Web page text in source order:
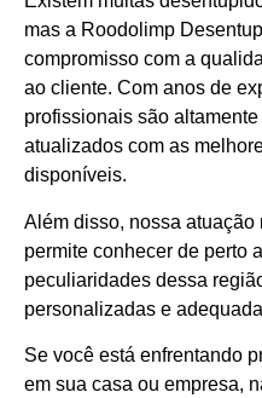
mas a Roodolimp
compromisso com a
ao cliente. Com anos de
profissionais são
atualizados com as
disponíveis.
Além disso, nossa
permite conhecer de perto
peculiaridades dessa
personalizadas e
Se você está enfrentando
em sua casa ou empresa,